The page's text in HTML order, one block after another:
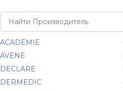
ACADEMIE
AVENE
DECLARE
DERMEDIC